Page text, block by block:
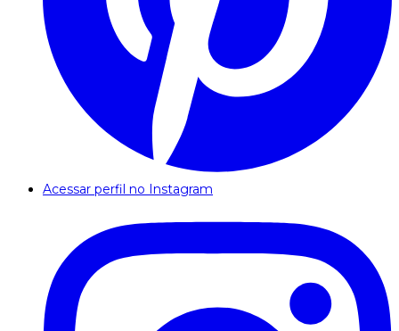
Acessar perfil no Instagram